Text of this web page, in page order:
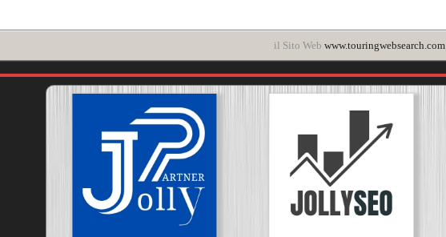
il Sito Web www.touringwebsearch.com